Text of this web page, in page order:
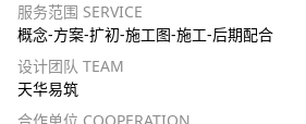
服务范围 SERVICE
概念-方案-扩初-施工图-施工-后期配合
设计团队 TEAM
天华易筑